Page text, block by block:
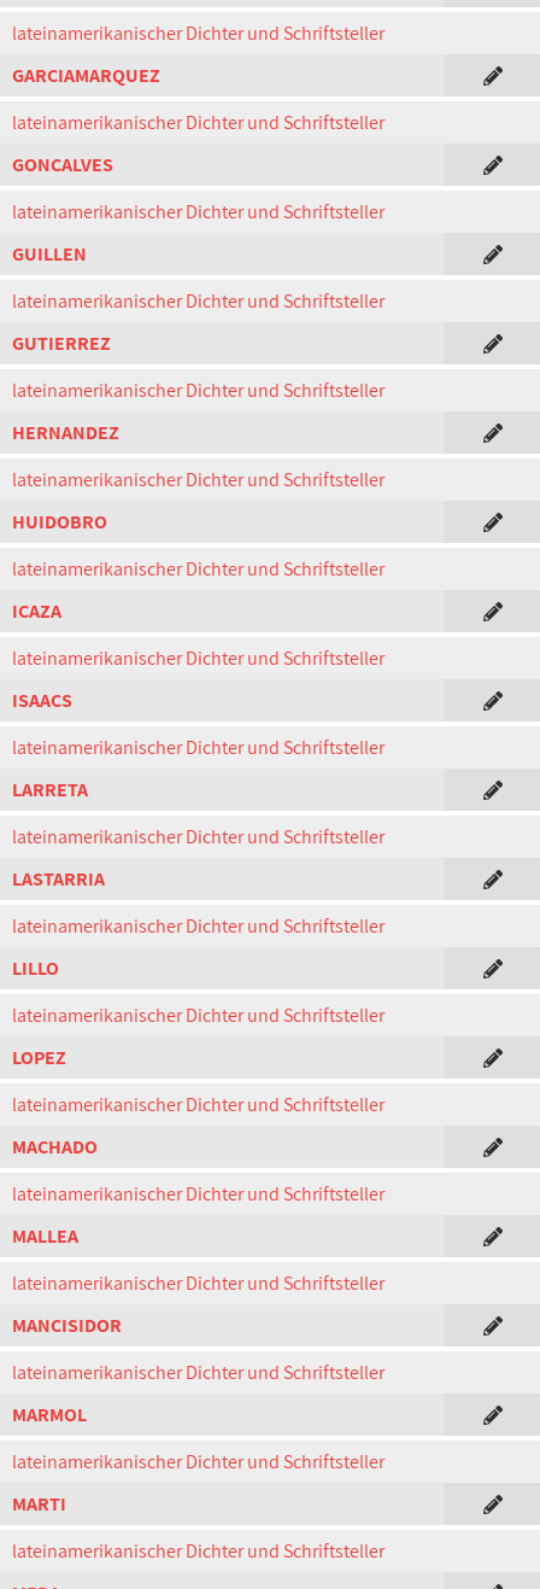
lateinamerikanischer Dichter und Schriftsteller
GARCIAMARQUEZ
lateinamerikanischer Dichter und Schriftsteller
GONCALVES
lateinamerikanischer Dichter und Schriftsteller
GUILLEN
lateinamerikanischer Dichter und Schriftsteller
GUTIERREZ
lateinamerikanischer Dichter und Schriftsteller
HERNANDEZ
lateinamerikanischer Dichter und Schriftsteller
HUIDOBRO
lateinamerikanischer Dichter und Schriftsteller
ICAZA
lateinamerikanischer Dichter und Schriftsteller
ISAACS
lateinamerikanischer Dichter und Schriftsteller
LARRETA
lateinamerikanischer Dichter und Schriftsteller
LASTARRIA
lateinamerikanischer Dichter und Schriftsteller
LILLO
lateinamerikanischer Dichter und Schriftsteller
LOPEZ
lateinamerikanischer Dichter und Schriftsteller
MACHADO
lateinamerikanischer Dichter und Schriftsteller
MALLEA
lateinamerikanischer Dichter und Schriftsteller
MANCISIDOR
lateinamerikanischer Dichter und Schriftsteller
MARMOL
lateinamerikanischer Dichter und Schriftsteller
MARTI
lateinamerikanischer Dichter und Schriftsteller